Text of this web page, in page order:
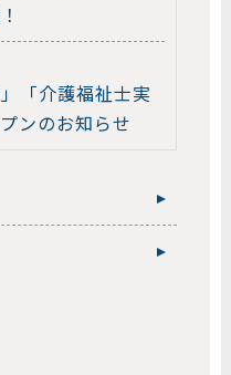
「介護福祉士実
ンのお知らせ